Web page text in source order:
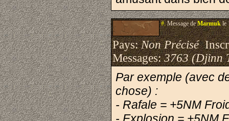
#.Message deMarmukle
Pays:Non Précisé
Messages:3763 (Djinn
Par exemple (avec
chose) :
- Rafale = +5NM